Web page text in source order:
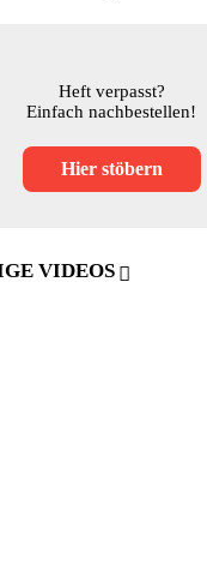
Heft verpasst?
Einfach nachbestellen!
Hier stöbern
VIDEOS